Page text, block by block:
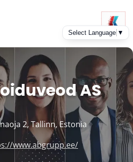
AS
2, Tallinn, Estonia
www.abgrupp.ee/